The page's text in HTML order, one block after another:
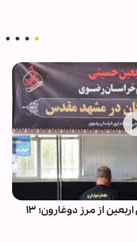
ادامه اعزام زائران افغانستانی اربعین از مرز دوغارون؛ ۱۳